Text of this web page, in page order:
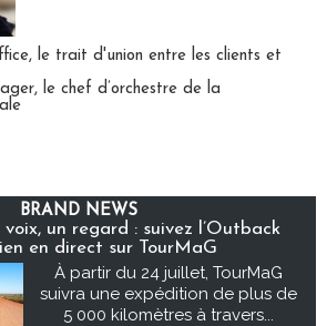
le trait d'union entre les clients et
le chef d’orchestre de la
BRAND NEWS
un regard : suivez l’Outback
en direct sur TourMaG
À partir du 24 juillet, TourMaG
suivra une expédition de plus de
5 000 kilomètres à travers...